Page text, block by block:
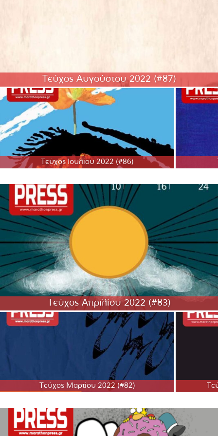
Τεύχος Αυγούστου 2022 (#87)
Τεύχος Ιουλίου 2022 (#86)
Τεύχος Απριλίου 2022 (#83)
Τεύχος Μαρτίου 2022 (#82)